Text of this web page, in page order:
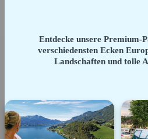
Entdecke unsere Premium-
verschiedensten Ecken
Landschaften und tolle